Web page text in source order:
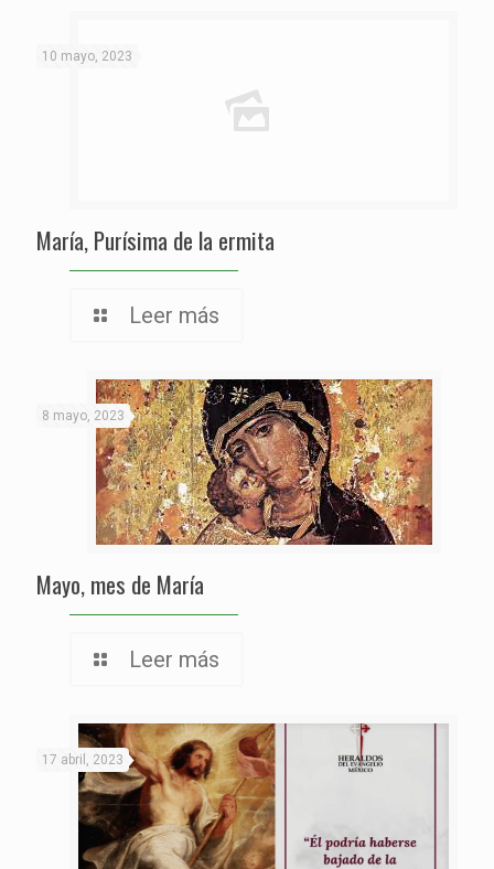
10 mayo, 2023
María, Purísima de la ermita
Leer más
8 mayo, 2023
Mayo, mes de María
Leer más
17 abril, 2023